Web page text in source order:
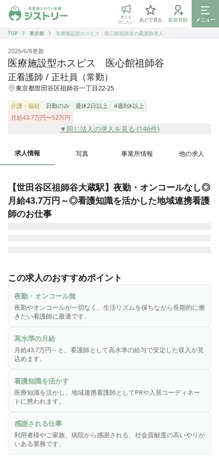
ジストリー 看護師の転職マッチング
求人を
出したい
あとで見る 新規登録
メニュー
TOP
東京都 医療施設型ホスピス 医心館祖師谷の看護師求人
2026/6/8更新
医療施設型ホスピス 医心館祖師谷
正看護師 / 正社員（常勤）
東京都世田谷区祖師谷一丁目22-25
介護・福祉 日勤のみ 週休2日以上
4週8休以上
月給43.7万円〜52万円
▼同じ法人の求人を見る (146件)
求人情報 写真 事業所情報 他の求人
【世田谷区祖師谷大蔵駅】夜勤・オンコールなし◎
月給43.7万円～◎看護知識を活かした地域連携看護
師のお仕事
高い方をお受け入れし、大切な時間を穏やかに過ごしていた
だくための、安らぎの療養の場です。医療施設型ホスピスと
して皆様からのニーズにお応えし、療養環境の地域間格差の
是正に貢献するため、全国各地で医心館を展開しています。
病院や訪問診療医、居宅支援事業所などへの医心館PR（営業
活動）や入居までのコーディネート（入居相談・見学対応・
家族面談・実態調査～アセスメント・訪問診療医との連携）
など、看護知識を活かしながら働いていただく「地域連携看
護師」を募集いたします。
ご入居者様・ご家族・病院・施設から「ありがとう」を多く
いただけるお仕事です。
◎こんな方をお待ちしております
・人と会話するのが好きな方
・色々なところに行くのが好きな方
・問題なくPC操作ができる方
・相手の気持ちを大切に考えて行動できる方
この求人のおすすめポイント
夜勤・オンコール無
夜勤やオンコールが一切なく、生活リズムを保ちながら長期的に働
きたい看護師に最適です。
高水準の月給
月給43.7万円～と、看護師として高水準の給与で安定した収入が見
込めます。
看護知識を活かす
医療知識を活かし、地域連携看護師としてPRや入居コーディネー
トに携われます。
感謝される仕事
利用者様やご家族、病院から感謝される、社会貢献度の高いやりが
いある業務です。